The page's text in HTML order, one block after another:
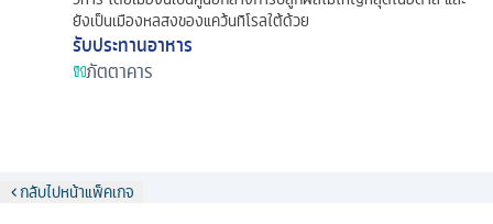
ยังเป็นเมืองหลสงของแคว้นทิโรลใต้ด้วย
รับประทานอาหาร
ภัตตาคาร
กลับไปหน้าแพ็คเกจ